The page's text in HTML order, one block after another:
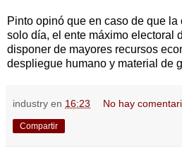
Pinto opinó que en caso de que
solo día, el ente máximo electoral
disponer de mayores recursos
despliegue humano y material de
industry en 16:23 No hay
Compartir